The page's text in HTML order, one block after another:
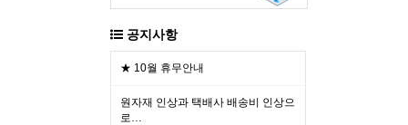
공지사항
★ 10월 휴무안내
원자재 인상과 택배사 배송비 인상으
로…